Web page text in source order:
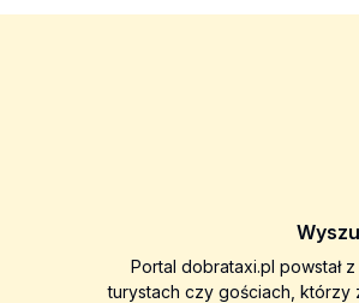
Portal dobrataxi.pl powstał
turystach czy gościach, którzy